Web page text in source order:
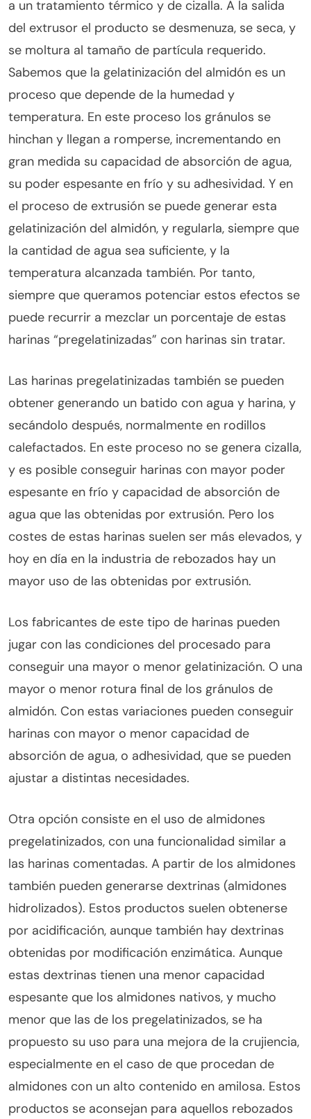
a un tratamiento térmico y de cizalla. A la salida
del extrusor el producto se desmenuza, se seca, y
se moltura al tamaño de partícula requerido.
Sabemos que la gelatinización del almidón es un
proceso que depende de la humedad y
temperatura. En este proceso los gránulos se
hinchan y llegan a romperse, incrementando en
gran medida su capacidad de absorción de agua,
su poder espesante en frío y su adhesividad. Y en
el proceso de extrusión se puede generar esta
gelatinización del almidón, y regularla, siempre que
la cantidad de agua sea suficiente, y la
temperatura alcanzada también. Por tanto,
siempre que queramos potenciar estos efectos se
puede recurrir a mezclar un porcentaje de estas
harinas “pregelatinizadas” con harinas sin tratar.
Las harinas pregelatinizadas también se pueden
obtener generando un batido con agua y harina, y
secándolo después, normalmente en rodillos
calefactados. En este proceso no se genera cizalla,
y es posible conseguir harinas con mayor poder
espesante en frío y capacidad de absorción de
agua que las obtenidas por extrusión. Pero los
costes de estas harinas suelen ser más elevados, y
hoy en día en la industria de rebozados hay un
mayor uso de las obtenidas por extrusión.
Los fabricantes de este tipo de harinas pueden
jugar con las condiciones del procesado para
conseguir una mayor o menor gelatinización. O una
mayor o menor rotura final de los gránulos de
almidón. Con estas variaciones pueden conseguir
harinas con mayor o menor capacidad de
absorción de agua, o adhesividad, que se pueden
ajustar a distintas necesidades.
Otra opción consiste en el uso de almidones
pregelatinizados, con una funcionalidad similar a
las harinas comentadas. A partir de los almidones
también pueden generarse dextrinas (almidones
hidrolizados). Estos productos suelen obtenerse
por acidificación, aunque también hay dextrinas
obtenidas por modificación enzimática. Aunque
estas dextrinas tienen una menor capacidad
espesante que los almidones nativos, y mucho
menor que las de los pregelatinizados, se ha
propuesto su uso para una mejora de la crujiencia,
especialmente en el caso de que procedan de
almidones con un alto contenido en amilosa. Estos
productos se aconsejan para aquellos rebozados